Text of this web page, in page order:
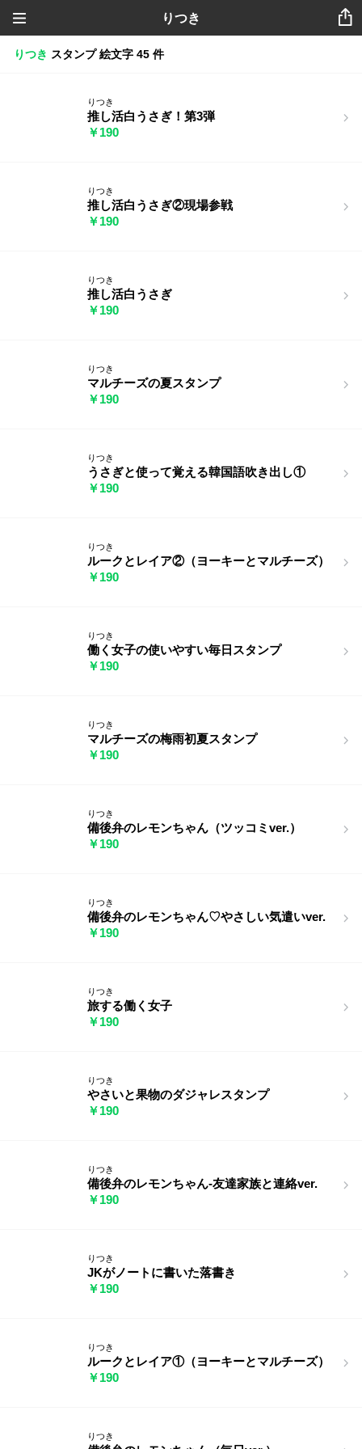
りつき
りつき スタンプ 絵文字 45 件
りつき
推し活白うさぎ！第3弾
￥190
りつき
推し活白うさぎ②現場参戦
￥190
りつき
推し活白うさぎ
￥190
りつき
マルチーズの夏スタンプ
￥190
りつき
うさぎと使って覚える韓国語吹き出し①
￥190
りつき
ルークとレイア②（ヨーキーとマルチーズ）
￥190
りつき
働く女子の使いやすい毎日スタンプ
￥190
りつき
マルチーズの梅雨初夏スタンプ
￥190
りつき
備後弁のレモンちゃん（ツッコミver.）
￥190
りつき
備後弁のレモンちゃん♡やさしい気遣いver.
￥190
りつき
旅する働く女子
￥190
りつき
やさいと果物のダジャレスタンプ
￥190
りつき
備後弁のレモンちゃん-友達家族と連絡ver.
￥190
りつき
JKがノートに書いた落書き
￥190
りつき
ルークとレイア①（ヨーキーとマルチーズ）
￥190
りつき